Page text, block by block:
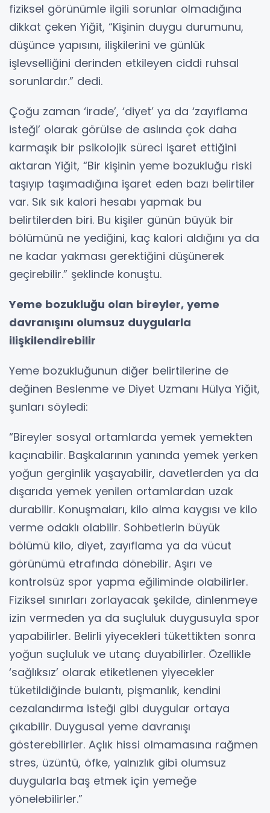
fiziksel görünümle ilgili sorunlar olmadığına
dikkat çeken Yiğit, “Kişinin duygu durumunu,
düşünce yapısını, ilişkilerini ve günlük
işlevselliğini derinden etkileyen ciddi ruhsal
sorunlardır.” dedi.
Çoğu zaman ‘irade’, ‘diyet’ ya da ‘zayıflama
isteği’ olarak görülse de aslında çok daha
karmaşık bir psikolojik süreci işaret ettiğini
aktaran Yiğit, “Bir kişinin yeme bozukluğu riski
taşıyıp taşımadığına işaret eden bazı belirtiler
var. Sık sık kalori hesabı yapmak bu
belirtilerden biri. Bu kişiler günün büyük bir
bölümünü ne yediğini, kaç kalori aldığını ya da
ne kadar yakması gerektiğini düşünerek
geçirebilir.” şeklinde konuştu.
Yeme bozukluğu olan bireyler, yeme
davranışını olumsuz duygularla
ilişkilendirebilir
Yeme bozukluğunun diğer belirtilerine de
değinen Beslenme ve Diyet Uzmanı Hülya Yiğit,
şunları söyledi:
“Bireyler sosyal ortamlarda yemek yemekten
kaçınabilir. Başkalarının yanında yemek yerken
yoğun gerginlik yaşayabilir, davetlerden ya da
dışarıda yemek yenilen ortamlardan uzak
durabilir. Konuşmaları, kilo alma kaygısı ve kilo
verme odaklı olabilir. Sohbetlerin büyük
bölümü kilo, diyet, zayıflama ya da vücut
görünümü etrafında dönebilir. Aşırı ve
kontrolsüz spor yapma eğiliminde olabilirler.
Fiziksel sınırları zorlayacak şekilde, dinlenmeye
izin vermeden ya da suçluluk duygusuyla spor
yapabilirler. Belirli yiyecekleri tükettikten sonra
yoğun suçluluk ve utanç duyabilirler. Özellikle
‘sağlıksız’ olarak etiketlenen yiyecekler
tüketildiğinde bulantı, pişmanlık, kendini
cezalandırma isteği gibi duygular ortaya
çıkabilir. Duygusal yeme davranışı
gösterebilirler. Açlık hissi olmamasına rağmen
stres, üzüntü, öfke, yalnızlık gibi olumsuz
duygularla baş etmek için yemeğe
yönelebilirler.”